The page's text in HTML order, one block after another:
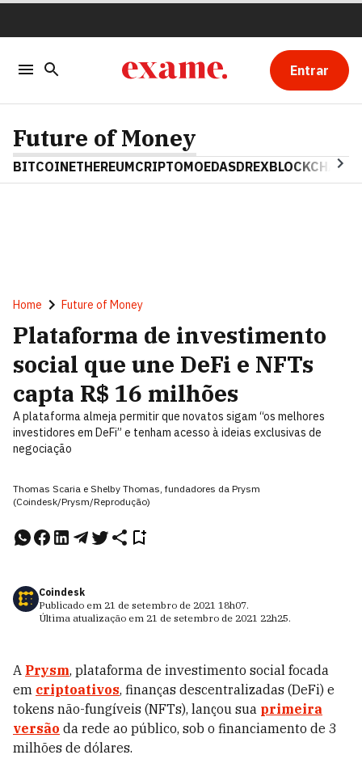
Entrar
Future of Money
BITCOINETHEREUMCRIPTOMOEDASDREXBLOCKCHAIN
Home Future of Money
Plataforma de investimento
social que une DeFi e NFTs
capta R$ 16 milhões
A plataforma almeja permitir que novatos sigam “os melhores
investidores em DeFi” e tenham acesso à ideias exclusivas de
negociação
Thomas Scaria e Shelby Thomas, fundadores da Prysm
(Coindesk/Prysm/Reprodução)
Coindesk
Publicado em 21 de setembro de 2021 18h07.
Última atualização em 21 de setembro de 2021 22h25.
A Prysm, plataforma de investimento social focada
em criptoativos, finanças descentralizadas (DeFi) e
tokens não-fungíveis (NFTs), lançou sua primeira
versão da rede ao público, sob o financiamento de 3
milhões de dólares.